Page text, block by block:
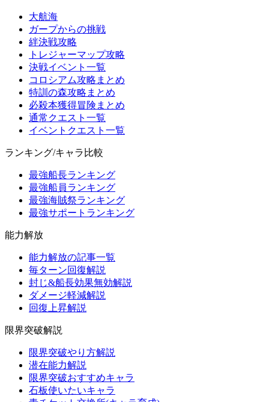
大航海
ガープからの挑戦
絆決戦攻略
トレジャーマップ攻略
決戦イベント一覧
コロシアム攻略まとめ
特訓の森攻略まとめ
必殺本獲得冒険まとめ
通常クエスト一覧
イベントクエスト一覧
ランキング/キャラ比較
最強船長ランキング
最強船員ランキング
最強海賊祭ランキング
最強サポートランキング
能力解放
能力解放の記事一覧
毎ターン回復解説
封じ&船長効果無効解説
ダメージ軽減解説
回復上昇解説
限界突破解説
限界突破やり方解説
潜在能力解説
限界突破おすすめキャラ
石板使いたいキャラ